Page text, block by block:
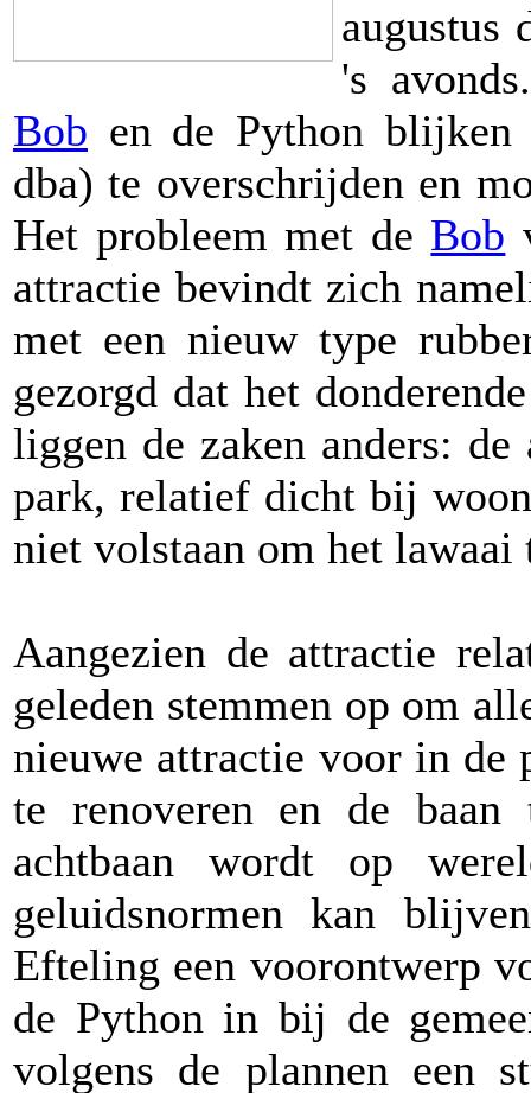
augustus
's
Bob en de Python blijken
dba) te overschrijden en
Het probleem met de Bob
attractie bevindt zich
met een nieuw type
gezorgd dat het
liggen de zaken anders:
park, relatief dicht bij
niet volstaan om het lawaai
Aangezien de attractie
geleden stemmen op om
nieuwe attractie voor in de
te renoveren en de baan
achtbaan wordt op
geluidsnormen kan
Efteling een voorontwerp
de Python in bij de
volgens de plannen een